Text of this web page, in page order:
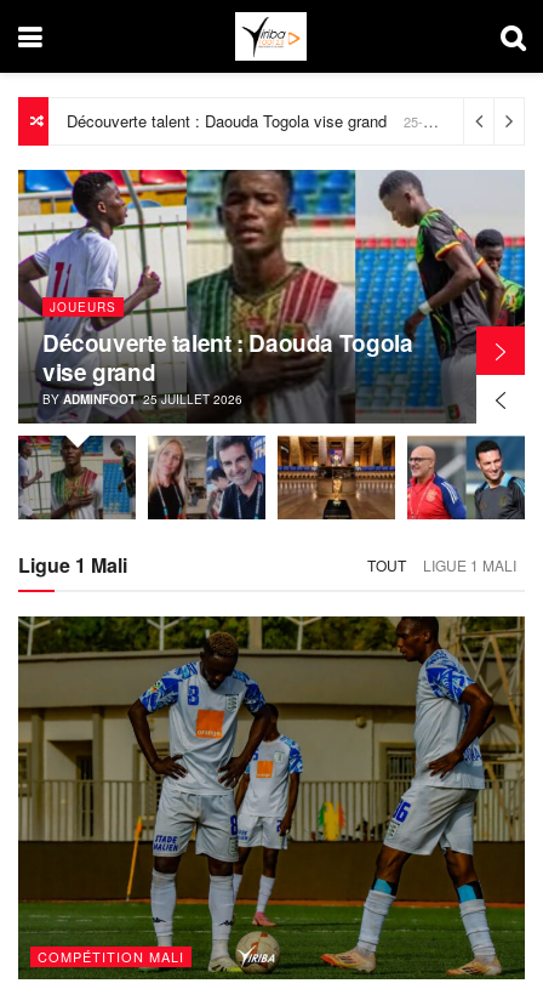
Découverte talent : Daouda Togola vise grand 25-07-2026
JOUEURS
Découverte talent : Daouda Togola
vise grand
BYADMINFOOT 25 JUILLET 2026
Ligue 1 Mali TOUT LIGUE 1 MALI
COMPÉTITION MALI